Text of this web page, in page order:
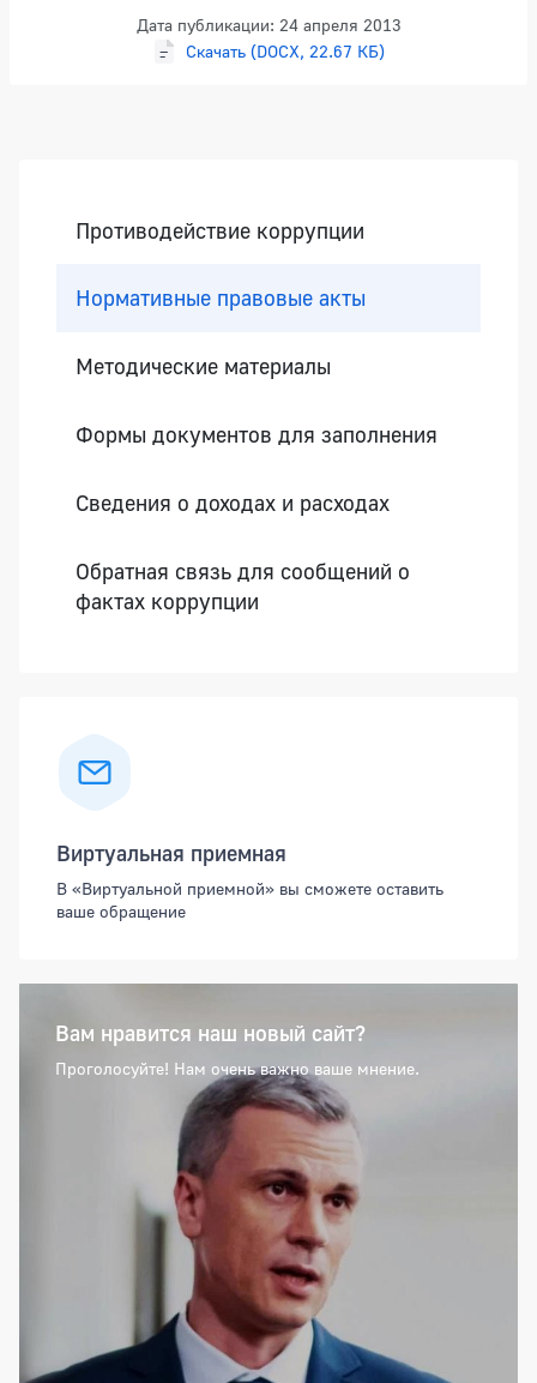
Дата публикации: 24 апреля 2013
Скачать (DOCX, 22.67 КБ)
Противодействие коррупции
Нормативные правовые акты
Методические материалы
Формы документов для заполнения
Сведения о доходах и расходах
Обратная связь для сообщений о
фактах коррупции
Виртуальная приемная
В «Виртуальной приемной» вы сможете оставить
ваше обращение
Вам нравится наш новый сайт?
Проголосуйте! Нам очень важно ваше мнение.